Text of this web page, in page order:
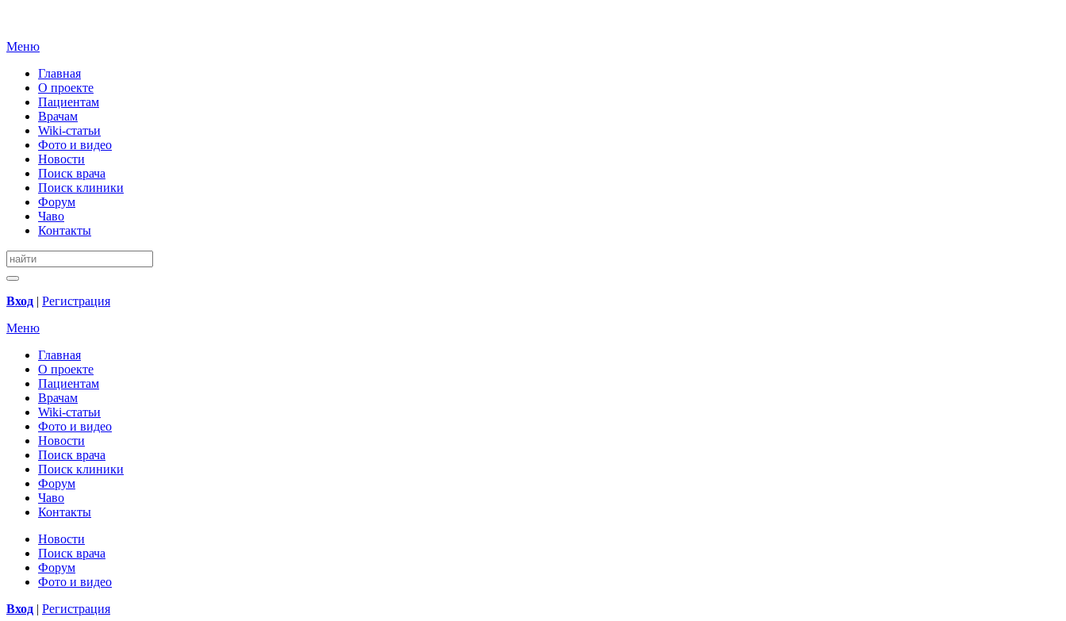
Меню
Главная
О проекте
Пациентам
Врачам
Wiki-статьи
Фото и видео
Новости
Поиск врача
Поиск клиники
Форум
Чаво
Контакты
Вход | Регистрация
Меню
Главная
О проекте
Пациентам
Врачам
Wiki-статьи
Фото и видео
Новости
Поиск врача
Поиск клиники
Форум
Чаво
Контакты
Новости
Поиск врача
Форум
Фото и видео
Вход | Регистрация